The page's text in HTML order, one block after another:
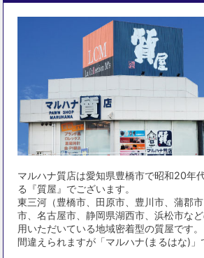
マルハナ質店は愛知県豊橋市で昭和20年
る『質屋』でございます。
東三河（豊橋市、田原市、豊川市、蒲郡
市、名古屋市、静岡県湖西市、浜松市な
用いただいている地域密着型の質屋です
間違えられますが「マルハナ(まるはな)」